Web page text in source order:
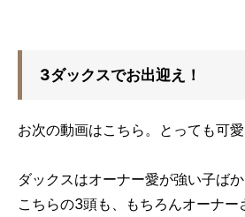
3ダックスでお出迎え！
お次の動画はこちら。とっても可愛
ダックスはオーナー愛が強い子ばか
こちらの3頭も、もちろんオーナー